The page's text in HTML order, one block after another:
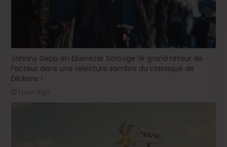
Johnny Depp en Ebenezer Scrooge: le grand retour de
l’acteur dans une relecture sombre du classique de
Dickens !
1 jour ago